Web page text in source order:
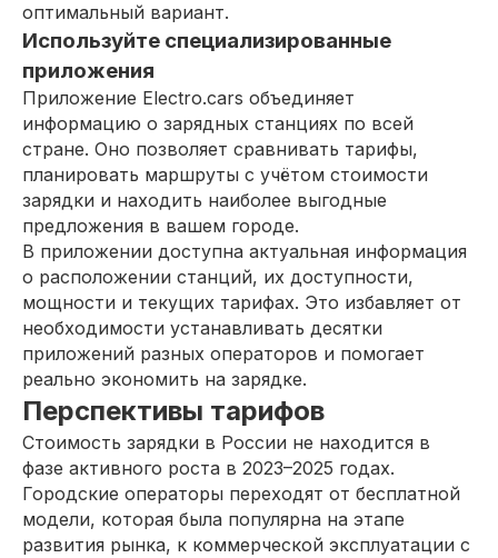
оптимальный вариант.
Используйте специализированные
приложения
Приложение Electro.cars объединяет
информацию о зарядных станциях по всей
стране. Оно позволяет сравнивать тарифы,
планировать маршруты с учётом стоимости
зарядки и находить наиболее выгодные
предложения в вашем городе.
В приложении доступна актуальная информация
о расположении станций, их доступности,
мощности и текущих тарифах. Это избавляет от
необходимости устанавливать десятки
приложений разных операторов и помогает
реально экономить на зарядке.
Перспективы тарифов
Стоимость зарядки в России не находится в
фазе активного роста в 2023–2025 годах.
Городские операторы переходят от бесплатной
модели, которая была популярна на этапе
развития рынка, к коммерческой эксплуатации с